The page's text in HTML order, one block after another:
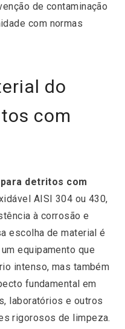
de contaminação
com normas
do
com
detritos com
AISI 304 ou 430,
à corrosão e
escolha de material é
equipamento que
intenso, mas também
fundamental em
laboratórios e outros
rigorosos de limpeza.